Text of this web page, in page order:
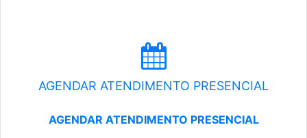
AGENDAR ATENDIMENTO PRESENCIAL
AGENDAR ATENDIMENTO PRESENCIAL